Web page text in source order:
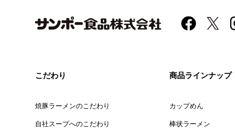
こだわり
焼豚ラーメンのこだわり
自社スープへのこだわり
商品ラインナップ
カップめん
棒状ラーメン